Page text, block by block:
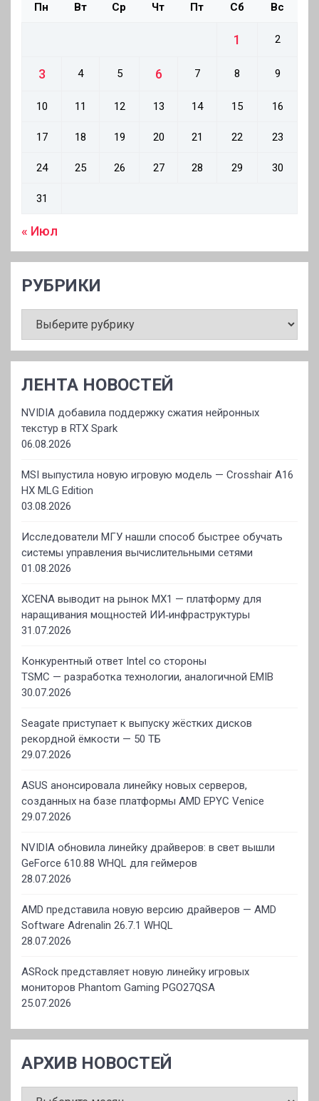
Пн Вт Ср Чт Пт Сб Вс
1 2
3 4 5 6 7 8 9
10 11 12 13 14 15 16
17 18 19 20 21 22 23
24 25 26 27 28 29 30
31
« Июл
РУБРИКИ
ЛЕНТА НОВОСТЕЙ
NVIDIA добавила поддержку сжатия нейронных
текстур в RTX Spark
06.08.2026
MSI выпустила новую игровую модель — Crosshair A16
HX MLG Edition
03.08.2026
Исследователи МГУ нашли способ быстрее обучать
системы управления вычислительными сетями
01.08.2026
XCENA выводит на рынок MX1 — платформу для
наращивания мощностей ИИ‑инфраструктуры
31.07.2026
Конкурентный ответ Intel со стороны
TSMC — разработка технологии, аналогичной EMIB
30.07.2026
Seagate приступает к выпуску жёстких дисков
рекордной ёмкости — 50 ТБ
29.07.2026
ASUS анонсировала линейку новых серверов,
созданных на базе платформы AMD EPYC Venice
29.07.2026
NVIDIA обновила линейку драйверов: в свет вышли
GeForce 610.88 WHQL для геймеров
28.07.2026
AMD представила новую версию драйверов — AMD
Software Adrenalin 26.7.1 WHQL
28.07.2026
ASRock представляет новую линейку игровых
мониторов Phantom Gaming PGO27QSA
25.07.2026
АРХИВ НОВОСТЕЙ